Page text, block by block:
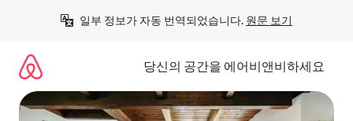
일부 정보가 자동 번역되었습니다. 원문 보기
당신의 공간을 에어비앤비하세요